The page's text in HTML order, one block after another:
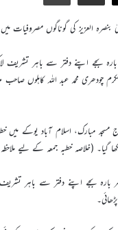
بارہ بجے اپنے دفتر سے باہر تشریف
چودھری محمد عبد اللہ کاہلوں
آج مسجد مبارک، اسلام آباد یوکے
خطبہ جمعہ کے لیے ملاحظہ فرمائیں
بارہ بجے اپنے دفتر سے باہر